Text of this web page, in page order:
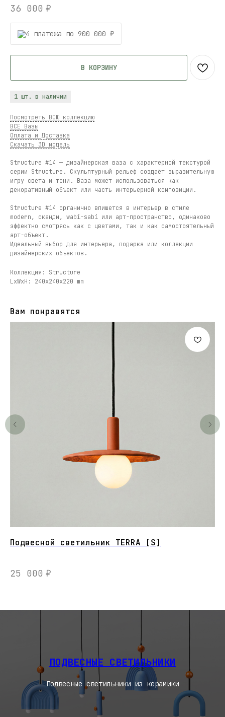
36 000 ₽
4 платежа по 900 000 ₽
В КОРЗИНУ
1 шт. в наличии
Посмотреть ВСЮ коллекцию
ВСЕ Вазы
Оплата и Доставка
Скачать 3D модель
Structure #14 — дизайнерская ваза с характерной текстурой
серии Structure. Скульптурный рельеф создаёт выразительную
игру света и тени. Ваза может использоваться как
декоративный объект или часть интерьерной композиции.
Structure #14 органично впишется в интерьер в стиле
modern, сканди, wabi-sabi или арт-пространство, одинаково
эффектно смотрясь как с цветами, так и как самостоятельный
арт-объект.
Идеальный выбор для интерьера, подарка или коллекции
дизайнерских объектов.
Коллекция: Structure
LxWxH: 240x240x220 mm
Вам понравятся
Подвесной светильник TERRA [S]
25 000 ₽
ПОДВЕСНЫЕ СВЕТИЛЬНИКИ
Подвесные светильники из керамики